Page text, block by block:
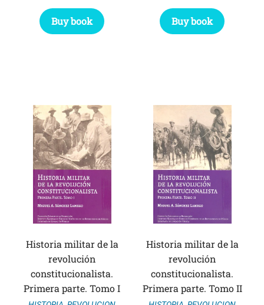
Buy book Buy book
Historia militar de la
revolución
constitucionalista.
Primera parte. Tomo I
Historia militar de la
revolución
constitucionalista.
Primera parte. Tomo II